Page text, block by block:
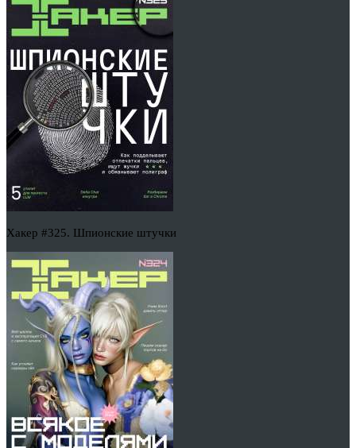
Хакер #325. Шпионские штучки